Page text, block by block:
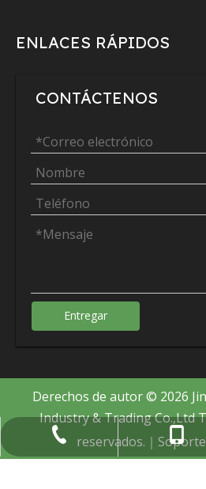
+86-579-8272-
+86-180-5897-
ENLACES RÁPIDOS
CONTÁCTENOS
Entregar
Derechos de autor © 2026
Industry & Trading Co.,Ltd
reservados.｜